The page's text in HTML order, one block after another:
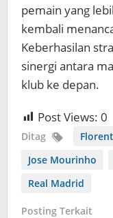
pemain yang
kembali
Keberhasilan
sinergi antara
klub ke depan.
Post Views: 0
Ditag
Jose Mourinho
Real Madrid
Posting Terkait